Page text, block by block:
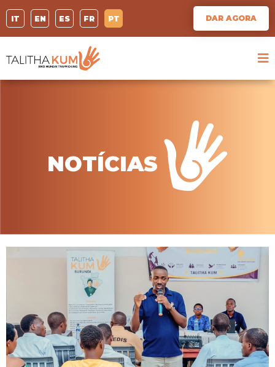
IT EN ES FR PT DAR AGORA
NOTÍCIAS